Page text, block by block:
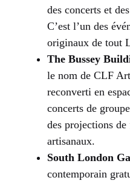
des concerts et
C’est l’un des
originaux de tout
The Bussey
le nom de CLF
reconverti en
concerts de
des projections
artisanaux.
South London
contemporain